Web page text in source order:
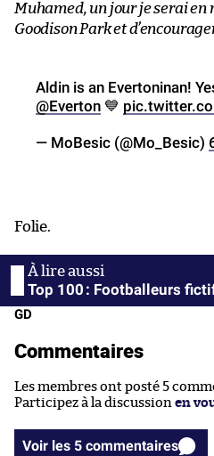
Muhamed, un jour je serai en
Goodison Park et
Aldin is an Evertoninan!
@Everton 💙
— MoBesic (@Mo_Besic)
Folie.
Top 100 : Footballeurs
GD
Commentaires
Les membres ont posté 5
Participez à la discussion en
Voir les 5 commentaires